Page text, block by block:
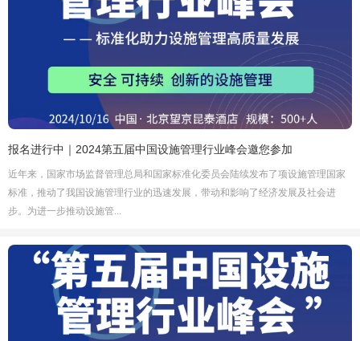
报名进行中｜2024第五届中国设施管理行业峰会邀您参加
近年来，国家市场监督管理总局和国家标准化委员会陆续发布了项设施管理国家
标准，推动了我国设施管理行业的迅速发展，带动和影响了经济发展及社会进
步。为进一步推动设施管...